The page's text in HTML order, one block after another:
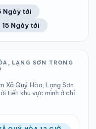
năng mưa
hPa
thường
lượng
năng mưa
độ gió
NHÌN
SUẤT
hPa
thường
Ngày tới
15 Ngày tới
LẠNG SƠN TRONG
Xã Quý Hòa, Lạng Sơn
tiết khu vực mình ở chỉ